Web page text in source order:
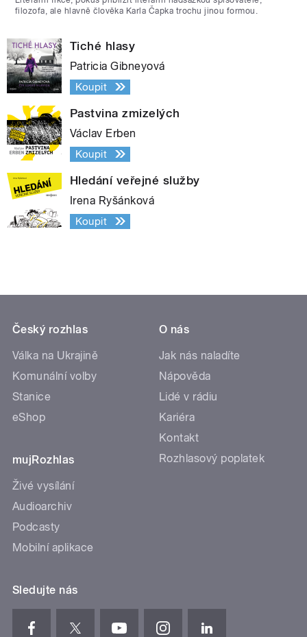
filozofa, ale hlavně člověka Karla Čapka trochu jinou formou.
Tiché hlasy
Patricia Gibneyová
Koupit
Pastvina zmizelých
Václav Erben
Koupit
Hledání veřejné služby
Irena Ryšánková
Koupit
Český rozhlas
Válka na Ukrajině
Komunální volby
Stanice
eShop
mujRozhlas
Živé vysílání
Audioarchiv
Podcasty
Mobilní aplikace
O nás
Jak nás naladíte
Nápověda
Lidé v rádiu
Kariéra
Kontakt
Rozhlasový poplatek
Sledujte nás